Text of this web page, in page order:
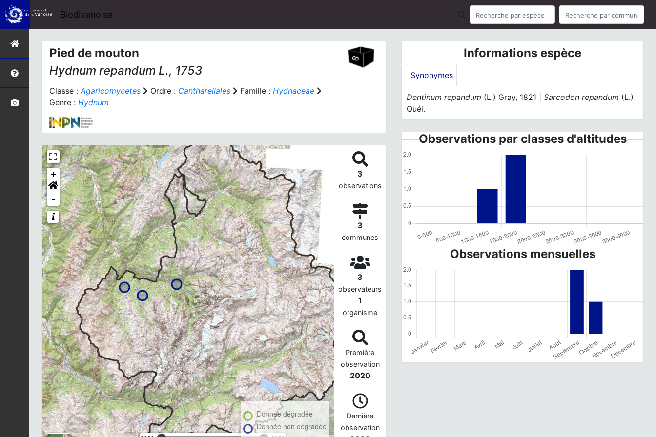
Biodivanoise
Pied de mouton
Hydnum repandum L., 1753
Classe :Agaricomycetes Ordre : Cantharellales Famille : Hydnaceae
Genre : Hydnum
+
-
Donnée dégradée
Donnée non dégradée
3
observations
3
communes
3
observateurs
1
organisme
Première
observation
2020
Dernière
observation
Informations espèce
Synonymes
Dentinum repandum (L.) Gray, 1821 |Sarcodon repandum (L.)
Quél.
Observations par classes d'altitudes
Observations mensuelles